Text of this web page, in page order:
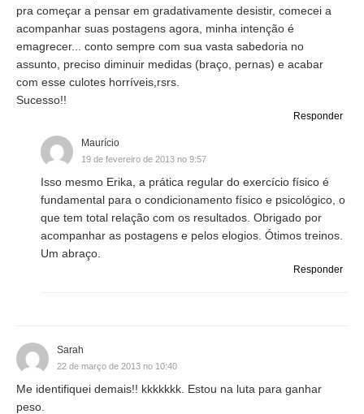
pra começar a pensar em gradativamente desistir, comecei a
acompanhar suas postagens agora, minha intenção é
emagrecer... conto sempre com sua vasta sabedoria no
assunto, preciso diminuir medidas (braço, pernas) e acabar
com esse culotes horríveis,rsrs.
Sucesso!!
Responder
Maurício
19 de fevereiro de 2013 no 9:57
Isso mesmo Erika, a prática regular do exercício físico é
fundamental para o condicionamento físico e psicológico, o
que tem total relação com os resultados. Obrigado por
acompanhar as postagens e pelos elogios. Ótimos treinos.
Um abraço.
Responder
Sarah
22 de março de 2013 no 10:40
Me identifiquei demais!! kkkkkkk. Estou na luta para ganhar
peso.